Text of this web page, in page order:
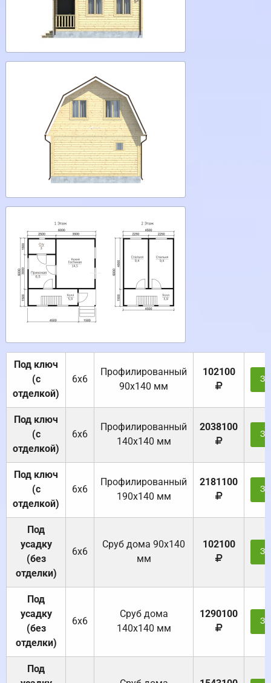
Под ключ
(с
отделкой)
6х6
Профилированный
90х140 мм
102100
Под ключ
(с
отделкой)
6х6
Профилированный
140х140 мм
2038100
Под ключ
(с
отделкой)
6х6
Профилированный
190х140 мм
2181100
Под
усадку
(без
отделки)
6х6
Cруб дома 90x140
мм
102100
Под
усадку
(без
отделки)
6х6
Cруб дома
140х140 мм
1290100
Под